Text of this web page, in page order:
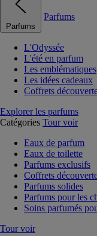
Parfums
Parfums
L'Odyssée
L'été en parfum
Les emblématiques
Les idées cadeaux
Coffrets
Explorer les parfums
Catégories Tour voir
Eaux de parfum
Eaux de toilette
Parfums exclusifs
Coffrets
Parfums solides
Parfums pour les
Soins parfumés
Tour voir